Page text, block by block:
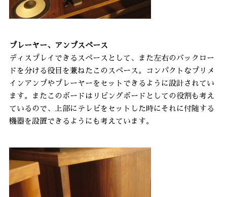
プレーヤー、アンプスペース
ディスプレイできるスペースとして、また左右のバックロー
ドを分ける役目を兼ねたこのスペース。コンパクトなプリメ
インアンプやプレーヤーをセットできるように設計されてい
ます。またこのボードはリビングボードとしての役割も考え
ているので、上部にテレビをセットした時にそれに付随する
機器を設置できるようにも考えています。